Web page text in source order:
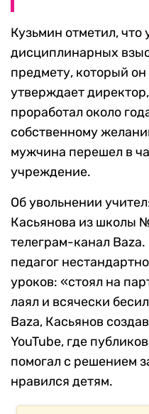
Кузьмин отметил, что
дисциплинарных
предмету, который
утверждает
проработал около
собственному
мужчина перешел в
учреждение.
Об увольнении
Касьянова из школы
телеграм-канал
педагог
уроков: «стоял на
лаял и всячески
Baza, Касьянов
YouTube, где
помогал с решением
нравился детям.